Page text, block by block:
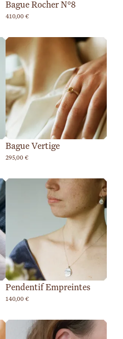
Bague Rocher N°8
410,00 €
Bague Vertige
295,00 €
Pendentif Empreintes
140,00 €